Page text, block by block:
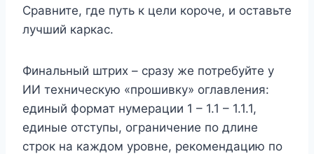
Сравните, где путь к цели короче, и оставьте
лучший каркас.
Финальный штрих – сразу же потребуйте у
ИИ техническую «прошивку» оглавления:
единый формат нумерации 1 – 1.1 – 1.1.1,
единые отступы, ограничение по длине
строк на каждом уровне, рекомендацию по